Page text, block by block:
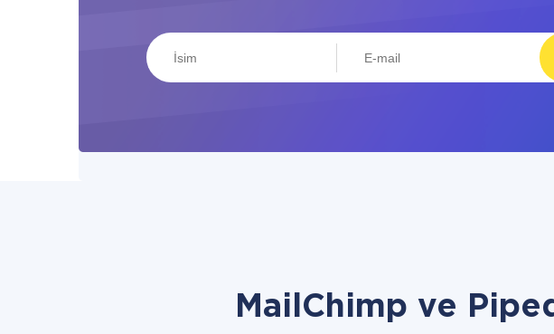
MailChimp ve